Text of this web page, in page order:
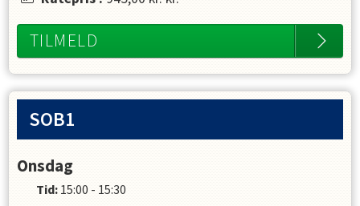
TILMELD
SOB1
Onsdag
Tid: 15:00 - 15:30